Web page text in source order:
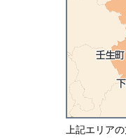
上記エリア